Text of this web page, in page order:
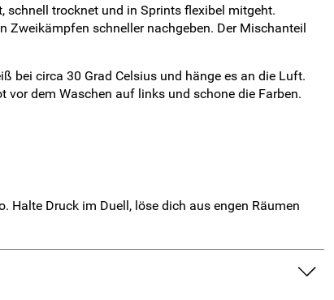
schnell trocknet und in Sprints flexibel mitgeht.
Zweikämpfen schneller nachgeben. Der Mischanteil
bei circa 30 Grad Celsius und hänge es an die Luft.
vor dem Waschen auf links und schone die Farben.
Halte Druck im Duell, löse dich aus engen Räumen